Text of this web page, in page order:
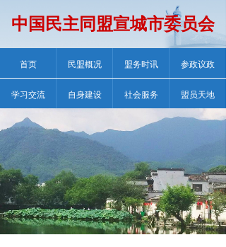
中国民主同盟宣城市委员会
首页 民盟概况 盟务时讯 参政议政
学习交流 自身建设 社会服务 盟员天地